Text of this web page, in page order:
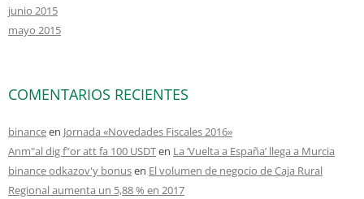
junio 2015
mayo 2015
COMENTARIOS RECIENTES
binanceen Jornada «Novedades Fiscales 2016»
Anm"al dig f"or att fa 100 USDTen La ‘Vuelta a España’ llega a Murcia
binance odkazov'y bonusen El volumen de negocio de Caja Rural
Regional aumenta un 5,88 % en 2017